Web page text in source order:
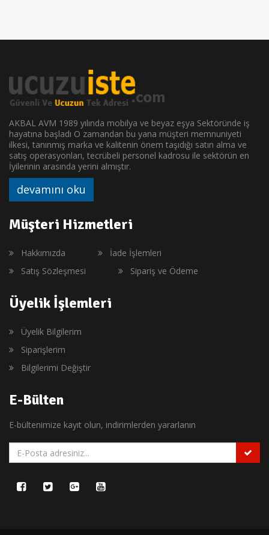
AKBAL AVM 1989 yılında mobilya ve beyaz eşya Sektöründe iş
hayatına başladı O zamandan bu yana müşteri memnuniyeti
ilkesi, tanınmış marka ve kalitenin önem taşıdığı satın alma ve
satış operasyonları, tecrübeli personel kadrosu ile sektörün en
İyilerinin arasında yerini almıştır.
devamını oku
Müşteri Hizmetleri
Hakkımızda
İade İşlemleri
Satış Sözleşmesi
Sipariş ve Ödeme
Üyelik İşlemleri
Üyelik Bilgilerim
Siparişlerim
Bilgilerimi Değiştir
E-Bülten
E-bültenimize kayıt olun, indirimlerden yararlanın